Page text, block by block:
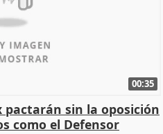
00:35
pactarán sin la oposición
como el Defensor